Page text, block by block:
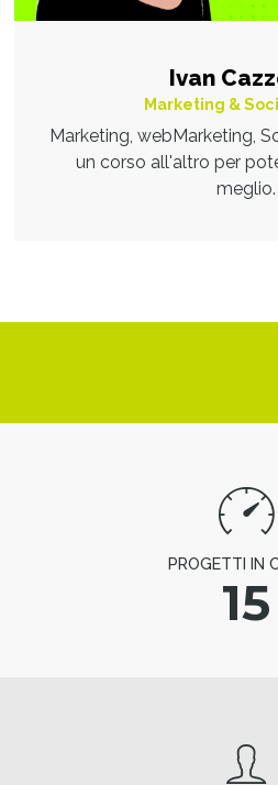
Ivan
Marketing &
Marketing, webMarketing,
un corso all'altro per
meglio.
PROGETTI IN
15